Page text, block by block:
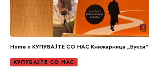
Home»КУПУВАЈТЕ СО НАС Книжарница „Букси“
КУПУВАЈТЕ СО НАС